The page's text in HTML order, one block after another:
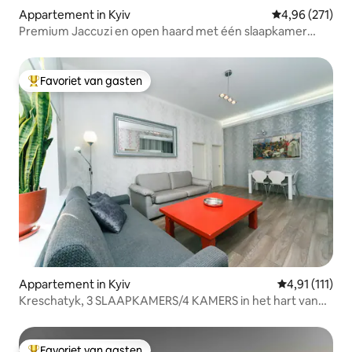
Appartement in Kyiv Gemiddelde
4,96 (271)
Premium Jaccuzi en open haard met één slaapkamer
Topfavoriet van gasten
Favoriet van gasten
Appartement in Kyiv Gemiddelde
4,91 (111)
Kreschatyk, 3 SLAAPKAMERS/4 KAMERS in het hart van